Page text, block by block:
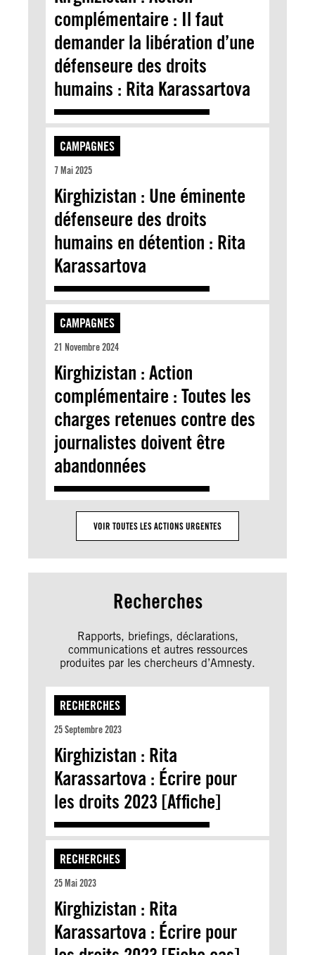
complémentaire : Il faut
demander la libération d’une
défenseure des droits
humains : Rita Karassartova
CAMPAGNES
7 Mai 2025
Kirghizistan : Une éminente
défenseure des droits
humains en détention : Rita
Karassartova
CAMPAGNES
21 Novembre 2024
Kirghizistan : Action
complémentaire : Toutes les
charges retenues contre des
journalistes doivent être
abandonnées
VOIR TOUTES LES ACTIONS URGENTES
Recherches
Rapports, briefings, déclarations,
communications et autres ressources
produites par les chercheurs d’Amnesty.
RECHERCHES
25 Septembre 2023
Kirghizistan : Rita
Karassartova : Écrire pour
les droits 2023 [Affiche]
RECHERCHES
25 Mai 2023
Kirghizistan : Rita
Karassartova : Écrire pour